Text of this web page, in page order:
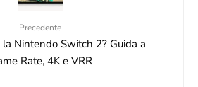
Precedente
la Nintendo Switch 2? Guida a
Rate, 4K e VRR